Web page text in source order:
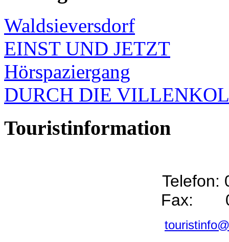
Waldsieversdorf
EINST UND JETZT
Hörspaziergang
DURCH DIE
Touristinformation
Telefon:
Fax: